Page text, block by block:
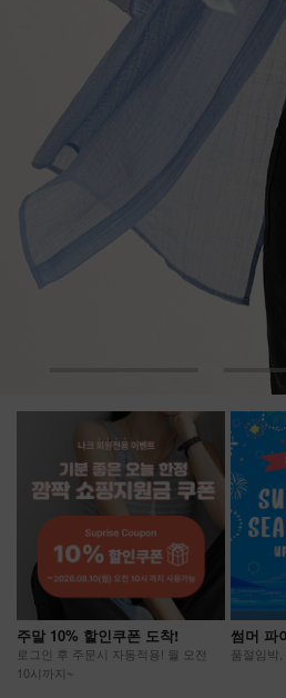
여름 잠옷 장마템 기획
주말 10% 할인쿠폰 도착!
로그인 후 주문시 자동적용! 월 오전
10시까지~
썸머 파
품절임박